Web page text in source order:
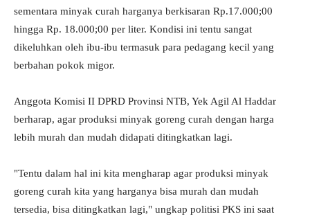
sementara minyak curah harganya berkisaran Rp.17.000;00
hingga Rp. 18.000;00 per liter. Kondisi ini tentu sangat
dikeluhkan oleh ibu-ibu termasuk para pedagang kecil yang
berbahan pokok migor.
Anggota Komisi II DPRD Provinsi NTB, Yek Agil Al Haddar
berharap, agar produksi minyak goreng curah dengan harga
lebih murah dan mudah didapati ditingkatkan lagi.
"Tentu dalam hal ini kita mengharap agar produksi minyak
goreng curah kita yang harganya bisa murah dan mudah
tersedia, bisa ditingkatkan lagi," ungkap politisi PKS ini saat